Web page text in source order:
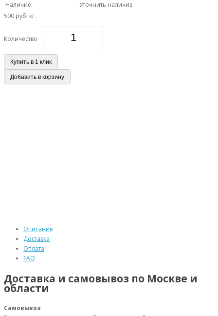
Наличие:
Уточнить наличие
500 руб. кг.
Количество
Купить в 1 клик
Добавить в корзину
Описание
Доставка
Оплата
FAQ
Доставка и самовывоз по Москве и
области
Самовывоз